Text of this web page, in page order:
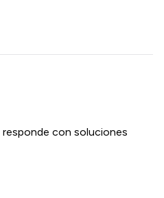
responde con soluciones